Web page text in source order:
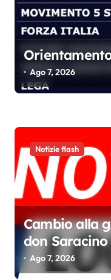
Ago 7, 2026
Notizie flash
Cambio alla
don
Ago 7, 2026